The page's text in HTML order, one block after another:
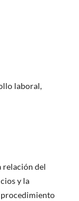
laboral,
relación del
y la
procedimiento